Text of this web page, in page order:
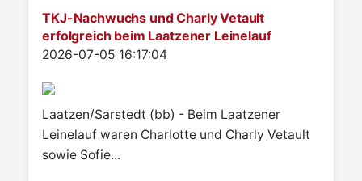
TKJ-Nachwuchs und Charly Vetault
erfolgreich beim Laatzener Leinelauf
Details
2026-07-05 16:17:04
Laatzen/Sarstedt (bb) - Beim Laatzener
Leinelauf waren Charlotte und Charly Vetault
sowie Sofie...